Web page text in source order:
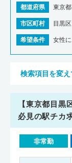
都道府県 東京都
市区町村 目黒区
希望条件 女性
検索項目を変
【東京都目
必見の駅チカ
非常勤